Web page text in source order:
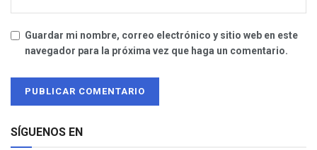
Guardar mi nombre, correo electrónico y sitio web en este
navegador para la próxima vez que haga un comentario.
SÍGUENOS EN